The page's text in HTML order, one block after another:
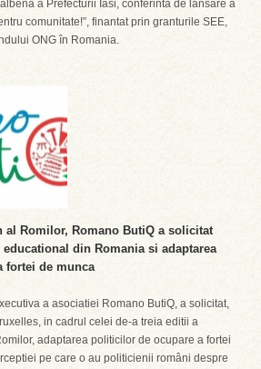
a Prefecturii Iasi, conferinta de lansare a
comunitate!”, finantat prin granturile SEE,
ONG în Romania.
al Romilor, Romano ButiQ a solicitat
din Romania si adaptarea
fortei de munca
a asociatiei Romano ButiQ, a solicitat,
in cadrul celei de-a treia editii a
adaptarea politicilor de ocupare a fortei
pe care o au politicienii români despre